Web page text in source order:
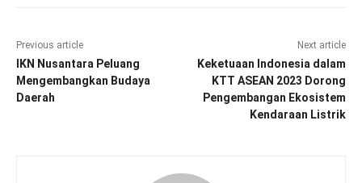
Previous article
IKN Nusantara Peluang
Mengembangkan Budaya
Daerah
Next article
Keketuaan Indonesia dalam
KTT ASEAN 2023 Dorong
Pengembangan Ekosistem
Kendaraan Listrik